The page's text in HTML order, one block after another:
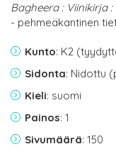
Bagheera : Viinikirja
- pehmeäkantinen
Kunto: K2
Sidonta: Nidottu
Kieli: suomi
Painos: 1
Sivumäärä: 150